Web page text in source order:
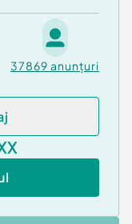
37869 anunțuri